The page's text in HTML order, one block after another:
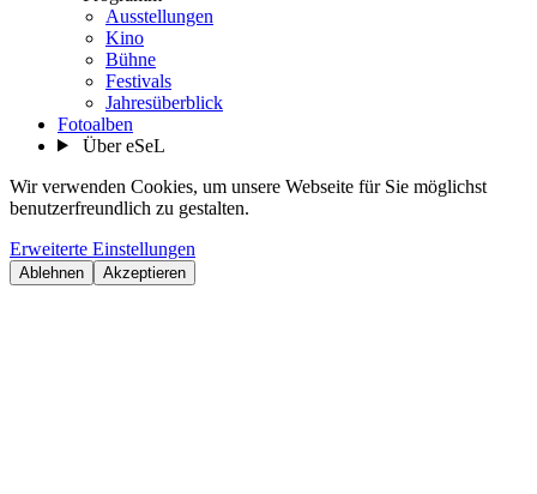
Ausstellungen
Kino
Bühne
Festivals
Jahresüberblick
Fotoalben
Über eSeL
Wir verwenden Cookies, um unsere Webseite für Sie möglichst
benutzerfreundlich zu gestalten.
Erweiterte Einstellungen
Ablehnen Akzeptieren